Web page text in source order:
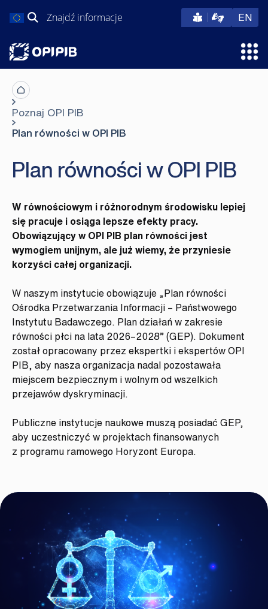
do
Szukaj: EN
Poznaj OPI PIB
Plan równości w OPI PIB
Plan równości w OPI PIB
W równościowym i różnorodnym środowisku lepiej
się pracuje i osiąga lepsze efekty pracy.
Obowiązujący w OPI PIB plan równości jest
wymogiem unijnym, ale już wiemy, że przyniesie
korzyści całej organizacji.
W naszym instytucie obowiązuje „Plan równości
Ośrodka Przetwarzania Informacji – Państwowego
Instytutu Badawczego. Plan działań w zakresie
równości płci na lata 2026–2028” (GEP). Dokument
został opracowany przez ekspertki i ekspertów OPI
PIB, aby nasza organizacja nadal pozostawała
miejscem bezpiecznym i wolnym od wszelkich
przejawów dyskryminacji.
Publiczne instytucje naukowe muszą posiadać GEP,
aby uczestniczyć w projektach finansowanych
z programu ramowego Horyzont Europa.